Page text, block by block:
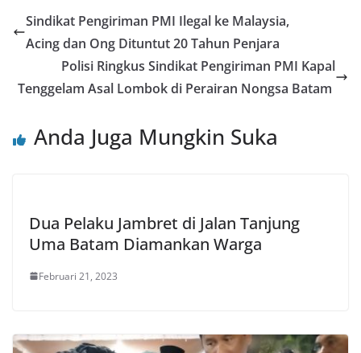
Sindikat Pengiriman PMI Ilegal ke Malaysia,
Acing dan Ong Dituntut 20 Tahun Penjara
Polisi Ringkus Sindikat Pengiriman PMI Kapal
Tenggelam Asal Lombok di Perairan Nongsa Batam
Anda Juga Mungkin Suka
Dua Pelaku Jambret di Jalan Tanjung
Uma Batam Diamankan Warga
Februari 21, 2023